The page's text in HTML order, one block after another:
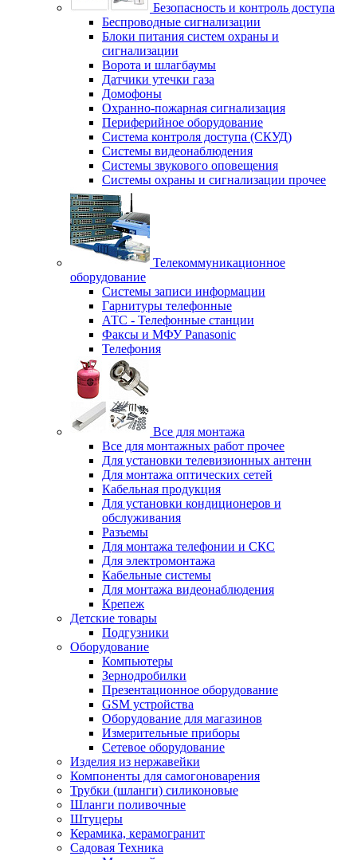
Безопасность и контроль доступа
Беспроводные сигнализации
Блоки питания систем охраны и
сигнализации
Ворота и шлагбаумы
Датчики утечки газа
Домофоны
Охранно-пожарная сигнализация
Периферийное оборудование
Система контроля доступа (СКУД)
Системы видеонаблюдения
Системы звукового оповещения
Системы охраны и сигнализации прочее
Телекоммуникационное
оборудование
Системы записи информации
Гарнитуры телефонные
АТС - Телефонные станции
Факсы и МФУ Panasonic
Телефония
Все для монтажа
Все для монтажных работ прочее
Для установки телевизионных антенн
Для монтажа оптических сетей
Кабельная продукция
Для установки кондиционеров и
обслуживания
Разъемы
Для монтажа телефонии и СКС
Для электромонтажа
Кабельные системы
Для монтажа видеонаблюдения
Крепеж
Детские товары
Подгузники
Оборудование
Компьютеры
Зернодробилки
Презентационное оборудование
GSM устройства
Оборудование для магазинов
Измерительные приборы
Сетевое оборудование
Изделия из нержавейки
Компоненты для самогоноварения
Трубки (шланги) силиконовые
Шланги поливочные
Штуцеры
Керамика, керамогранит
Садовая Техника